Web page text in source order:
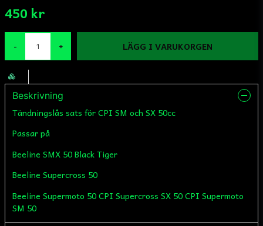
450 kr
- + LÄGG I VARUKORGEN
Beskrivning
Tändningslås sats för CPI SM och SX 50cc
Passar på
Beeline SMX 50 Black Tiger
Beeline Supercross 50
Beeline Supermoto 50 CPI Supercross SX 50 CPI Supermoto
SM 50